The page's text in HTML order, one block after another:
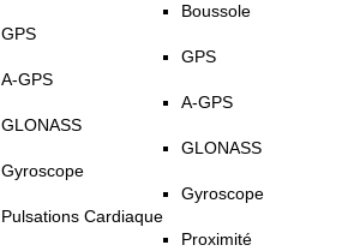
GPS
A-GPS
GLONASS
Gyroscope
Pulsations Cardiaque
Boussole
GPS
A-GPS
GLONASS
Gyroscope
Proximité